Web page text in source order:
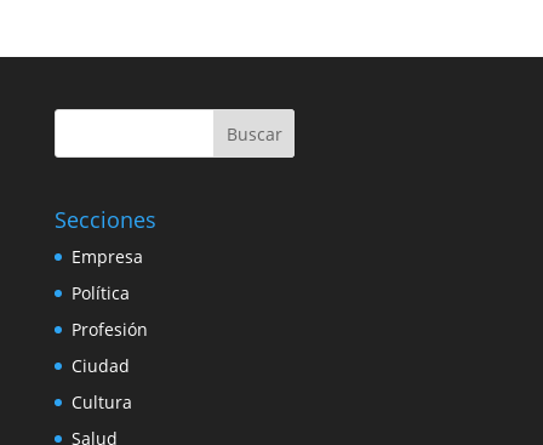
Buscar
Secciones
Empresa
Política
Profesión
Ciudad
Cultura
Salud